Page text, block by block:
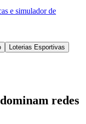
e simulador de
Loterias Esportivas
redes